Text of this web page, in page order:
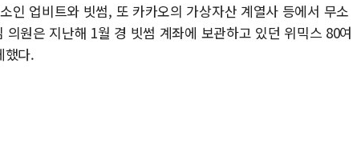
인 업비트와 빗썸, 또 카카오의 가상자산 계열사 등에서 무소
원은 지난해 1월 경 빗썸 계좌에 보관하고 있던 위믹스 80여
했다.